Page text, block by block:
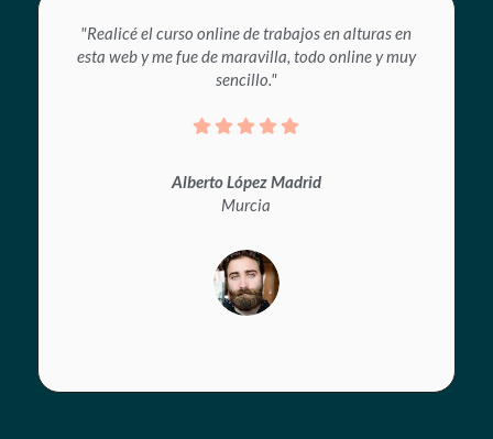
"Realicé el curso online de trabajos en alturas en
esta web y me fue de maravilla, todo online y muy
sencillo."
Alberto López Madrid
Murcia